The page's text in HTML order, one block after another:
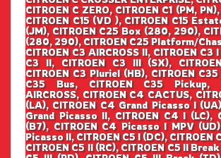
CITROEN C ZERO, CITROEN C1 (PM,
CITROEN C15 (VD ), CITROEN C15
(JM), CITROEN C25 Box (280, 290),
(280, 290), CITROEN C25 Platform/
CITROEN C3 AIRCROSS II, CITROEN C3
C3 II, CITROEN C3 III (SX),
CITROEN C3 Pluriel (HB), CITROEN
C35 Bus, CITROEN C35 Pickup,
AIRCROSS, CITROEN C4 CACTUS,
(LA), CITROEN C4 Grand Picasso I
Grand Picasso II, CITROEN C4 I (LC),
(B7), CITROEN C4 Picasso I MPV
Picasso II, CITROEN C5 I (DC), CITROEN
CITROEN C5 II (RC), CITROEN C5 II